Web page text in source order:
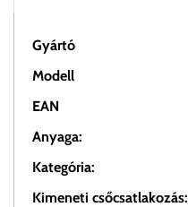
Gyártó
Modell
EAN
Anyaga:
Kategória:
Kimeneti csőcsatlakozás: